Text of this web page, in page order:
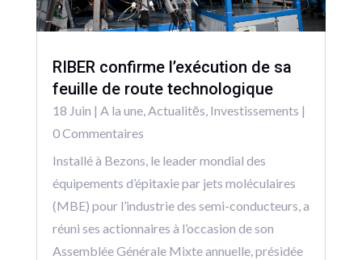
RIBER confirme l’exécution de sa
feuille de route technologique
18 Juin | A la une, Actualitēs Investissements |
0 Commentaires
Installé à Bezons, le leader mondial des
équipements d’épitaxie par jets moléculaires
(MBE) pour l’industrie des semi-conducteurs, a
réuni ses actionnaires à l’occasion de son
Assemblée Générale Mixte annuelle, présidée